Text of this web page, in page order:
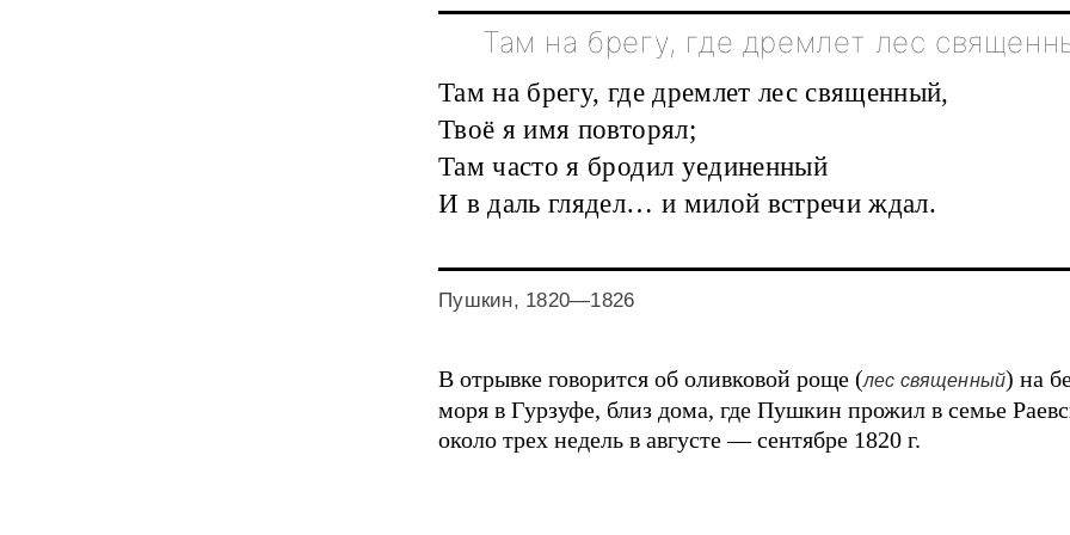
Там на брегу, где дремлет лес
Там на брегу, где дремлет лес священный,
Твоё я имя повторял;
Там часто я бродил уединенный
И в даль глядел… и милой встречи ждал.
Пушкин, 1820—1826
В отрывке говорится об оливковой роще (лес священный) на
моря в Гурзуфе, близ дома, где Пушкин прожил в семье
около трех недель в августе — сентябре 1820 г.